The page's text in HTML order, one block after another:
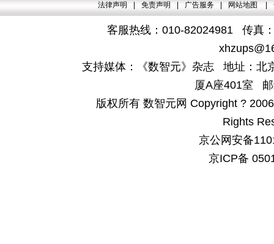
法律声明 免责声明 广告服务 网站地图
客服热线：010-82024981 传真
支持媒体：《数智元》杂志 地址：北
厦A座401室
版权所有 数智元网 Copyright ?
Rights
京公网安备
京ICP备